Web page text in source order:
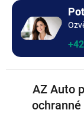
AZ Auto